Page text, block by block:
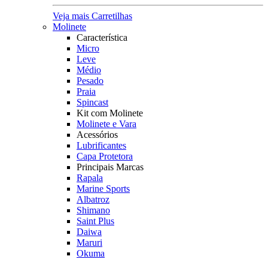
Veja mais Carretilhas
Molinete
Característica
Micro
Leve
Médio
Pesado
Praia
Spincast
Kit com Molinete
Molinete e Vara
Acessórios
Lubrificantes
Capa Protetora
Principais Marcas
Rapala
Marine Sports
Albatroz
Shimano
Saint Plus
Daiwa
Maruri
Okuma